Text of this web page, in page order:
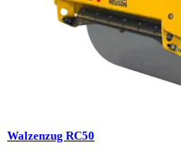
Walzenzug RC50